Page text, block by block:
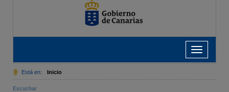
Toggle
navigation
Está en: Inicio
Escuchar